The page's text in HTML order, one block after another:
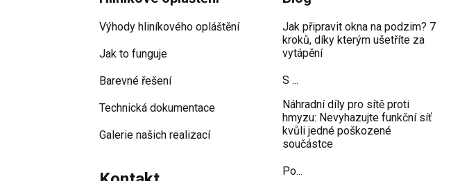
Výhody hliníkového opláštění
Jak to funguje
Barevné řešení
Technická dokumentace
Galerie našich realizací
Jak připravit okna na podzim? 7
kroků, díky kterým ušetříte za
vytápění
S ...
Náhradní díly pro sítě proti
hmyzu: Nevyhazujte funkční síť
kvůli jedné poškozené
součástce
Po...